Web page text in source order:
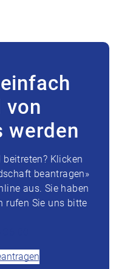
von
werden
Klicken
beantragen»
aus. Sie haben
rufen Sie uns bitte